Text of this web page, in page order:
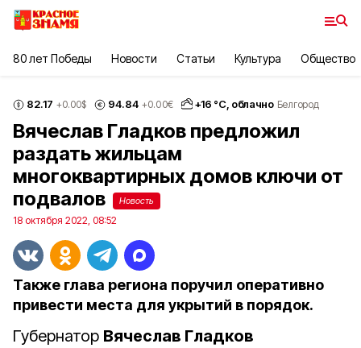
80 лет Победы Новости Статьи Культура Общество
82.17 +0.00$ 94.84 +0.00€ +16 °С, облачно Белгород
Вячеслав Гладков предложил
раздать жильцам
многоквартирных домов ключи от
подвалов
Новость
18 октября 2022, 08:52
Также глава региона поручил оперативно
привести места для укрытий в порядок.
Губернатор Вячеслав Гладков